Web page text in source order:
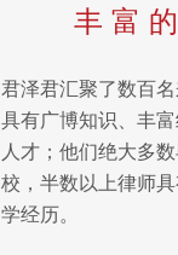
丰 富
君泽君汇聚了数百
具有广博知识、丰
人才；他们绝大多
校，半数以上律师
学经历。